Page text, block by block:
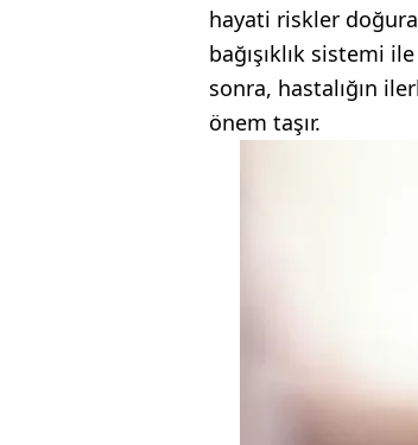
hayati riskler
bağışıklık sistemi
sonra, hastalığın
önem taşır.